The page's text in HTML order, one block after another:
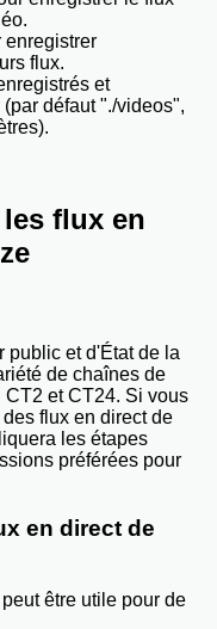
enregistrer
flux.
et
défaut "./videos",
flux en
public et d'État de la
de chaînes de
et CT24. Si vous
flux en direct de
les étapes
préférées pour
en direct de
être utile pour de